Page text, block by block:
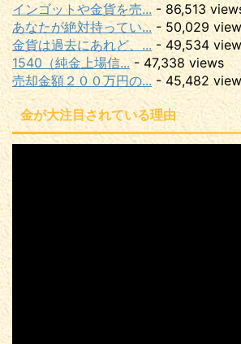
インゴットや金貨を売... - 86,513
あなたが絶対持ってい... - 50,029
金貨は過去にあれど、... - 49,534
1540（純金上場信...- 47,338 views
売却金額２００万円の... - 45,482
金が大注目されている理由